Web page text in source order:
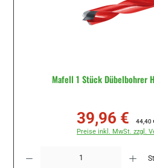
Mafell 1 Stück Dübelbohrer
Verkaufspreis:
39,96 € 44,40
Preise inkl. MwSt. zzgl.